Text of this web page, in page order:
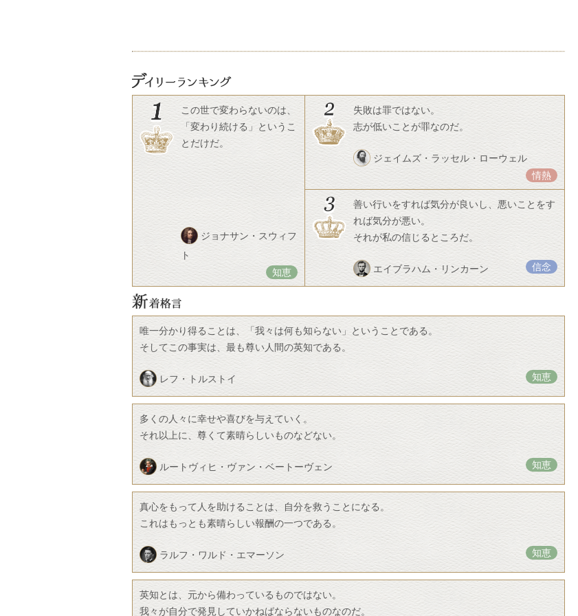
この世で変わらないのは、
「変わり続ける」というこ
とだけだ。
ジョナサン・スウィフ
ト
知恵
失敗は罪ではない。
志が低いことが罪なのだ。
ジェイムズ・ラッセル・ローウェル
情熱
善い行いをすれば気分が良いし、悪いことをす
れば気分が悪い。
それが私の信じるところだ。
エイブラハム・リンカーン 信念
唯一分かり得ることは、「我々は何も知らない」ということである。
そしてこの事実は、最も尊い人間の英知である。
レフ・トルストイ 知恵
多くの人々に幸せや喜びを与えていく。
それ以上に、尊くて素晴らしいものなどない。
ルートヴィヒ・ヴァン・ベートーヴェン 知恵
真心をもって人を助けることは、自分を救うことになる。
これはもっとも素晴らしい報酬の一つである。
ラルフ・ワルド・エマーソン 知恵
英知とは、元から備わっているものではない。
我々が自分で発見していかねばならないものなのだ。